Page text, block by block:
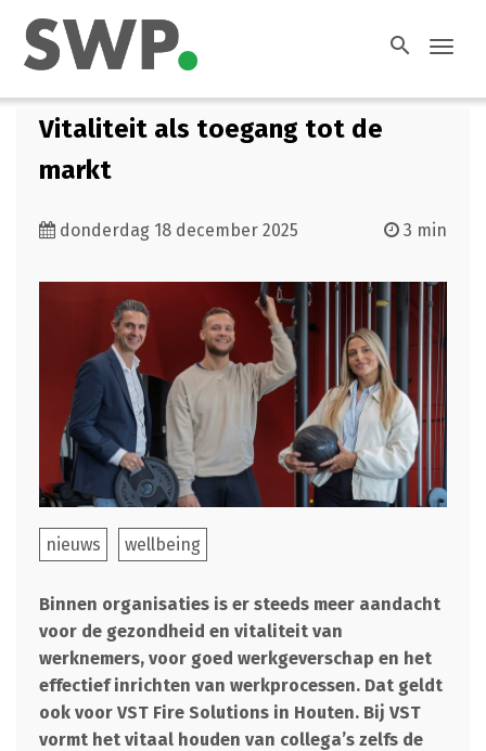
search
Vitaliteit als toegang tot de
markt
donderdag 18 december 2025 3 min
nieuws wellbeing
Binnen organisaties is er steeds meer aandacht
voor de gezondheid en vitaliteit van
werknemers, voor goed werkgeverschap en het
effectief inrichten van werkprocessen. Dat geldt
ook voor VST Fire Solutions in Houten. Bij VST
vormt het vitaal houden van collega’s zelfs de